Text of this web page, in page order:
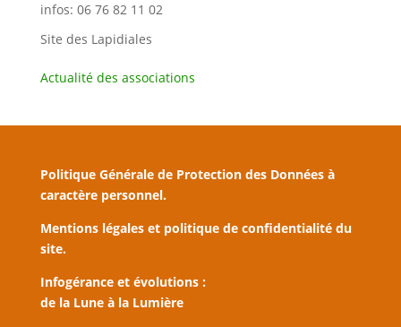
infos: 06 76 82 11 02
Site des Lapidiales
Actualité des associations
Politique Générale de Protection des Données à
caractère personnel.
Mentions légales et politique de confidentialité du
site.
Infogérance et évolutions :
de la Lune à la Lumière